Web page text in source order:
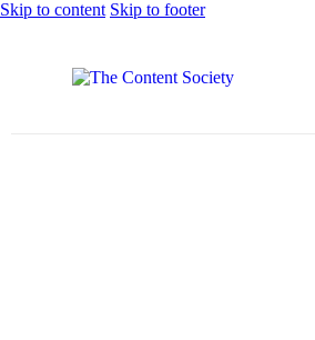
Skip to content Skip to footer